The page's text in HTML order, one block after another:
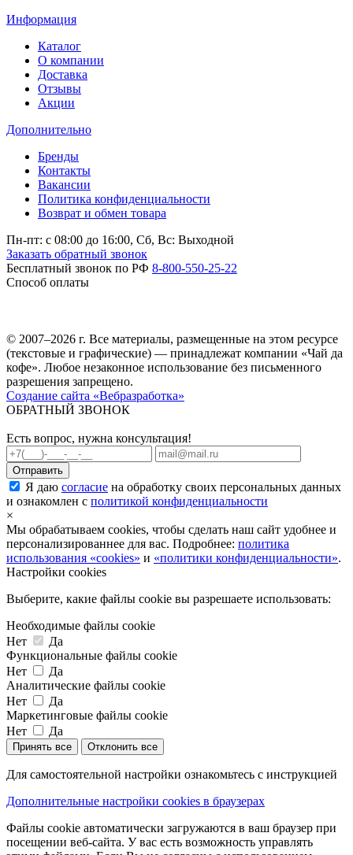
Информация
Каталог
О компании
Доставка
Отзывы
Акции
Дополнительно
Бренды
Контакты
Вакансии
Политика конфиденциальности
Возврат и обмен товара
Пн-пт: c 08:00 до 16:00, Сб, Вс: Выходной
Заказать обратный звонок
Бесплатный звонок по РФ 8-800-550-25-22
Способ оплаты
© 2007–2026 г. Все материалы, размещенные на этом ресурсе
(текстовые и графические) — принадлежат компании «Чай да
кофе». Любое незаконное использование без письменного
разрешения запрещено.
Создание сайта «Вебразработка»
ОБРАТНЫЙ ЗВОНОК
Есть вопрос, нужна консультация!
Я даю согласие на обработку своих персональных данных
и ознакомлен с политикой конфиденциальности
×
Мы обрабатываем cookies, чтобы сделать наш сайт удобнее и
персонализированнее для вас. Подробнее: политика
использования «cookies» и «политики конфиденциальности».
Настройки cookies
Выберите, какие файлы cookie вы разрешаете использовать:
Необходимые файлы cookie
Нет
Да
Функциональные файлы cookie
Нет
Да
Аналитические файлы cookie
Нет
Да
Маркетинговые файлы cookie
Нет
Да
Принять все Отклонить все
Для самостоятельной настройки ознакомьтесь с инструкцией
Дополнительные настройки cookies в браузерах
Файлы cookie автоматически загружаются в ваш браузер при
посещении веб-сайта. У вас есть возможность управлять